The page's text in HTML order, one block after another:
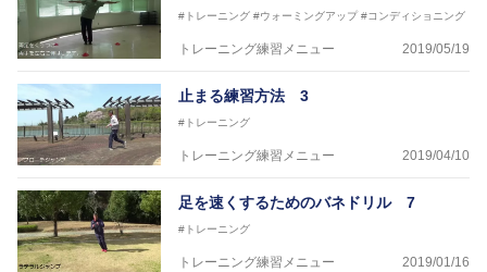
#トレーニング #ウォーミングアップ #コンディショニング
トレーニング練習メニュー 2019/05/19
止まる練習方法 3
#トレーニング
トレーニング練習メニュー 2019/04/10
足を速くするためのバネドリル 7
#トレーニング
トレーニング練習メニュー 2019/01/16